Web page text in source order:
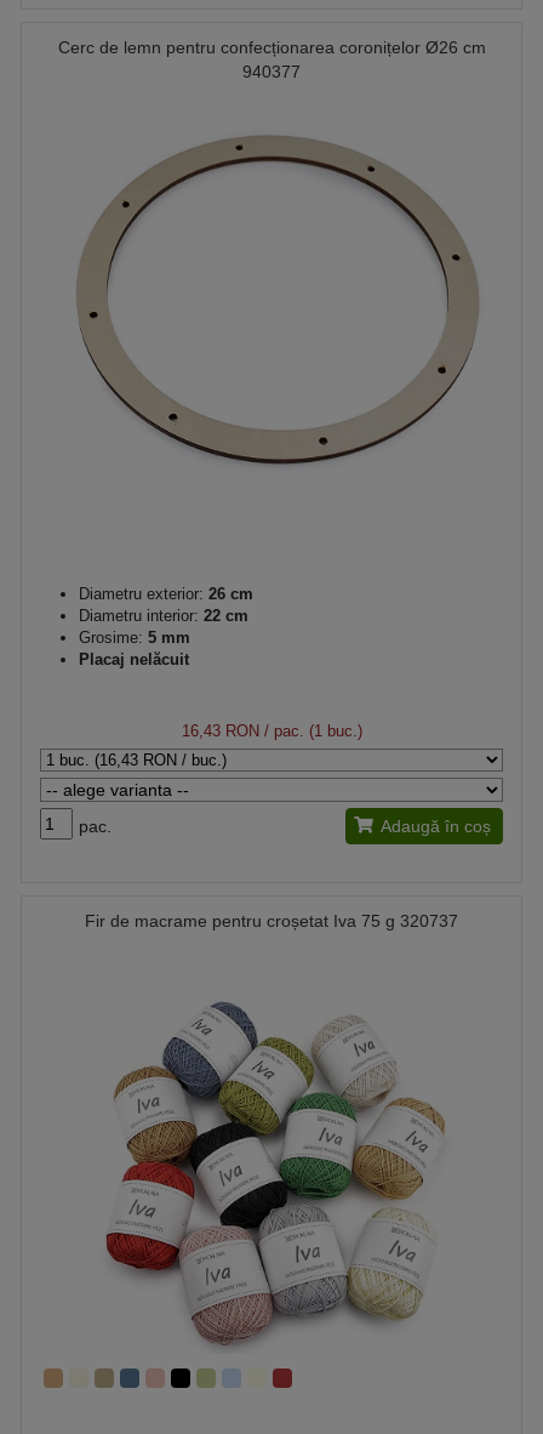
Cerc de lemn pentru confecționarea coronițelor Ø26 cm
940377
Diametru exterior: 26 cm
Diametru interior: 22 cm
Grosime: 5 mm
Placaj nelăcuit
16,43 RON / pac. (1 buc.)
pac. Adaugă în coș
Fir de macrame pentru croșetat Iva 75 g 320737